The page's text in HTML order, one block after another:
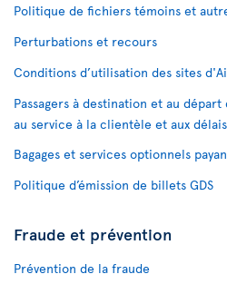
Politique de fichiers témoins et
Perturbations et recours
Conditions d’utilisation des sites
Passagers à destination et au
au service à la clientèle et aux
Bagages et services optionnels
Politique d’émission de billets GDS
Fraude et prévention
Prévention de la fraude